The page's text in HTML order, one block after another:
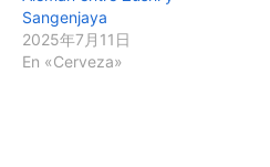
Sangenjaya
2025年7月11日
En «Cerveza»